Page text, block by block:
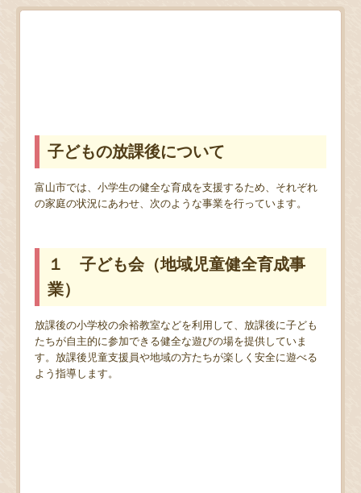
子どもの放課後について
富山市では、小学生の健全な育成を支援するため、それぞれ
の家庭の状況にあわせ、次のような事業を行っています。
１ 子ども会（地域児童健全育成事
業）
放課後の小学校の余裕教室などを利用して、放課後に子ども
たちが自主的に参加できる健全な遊びの場を提供していま
す。放課後児童支援員や地域の方たちが楽しく安全に遊べる
よう指導します。